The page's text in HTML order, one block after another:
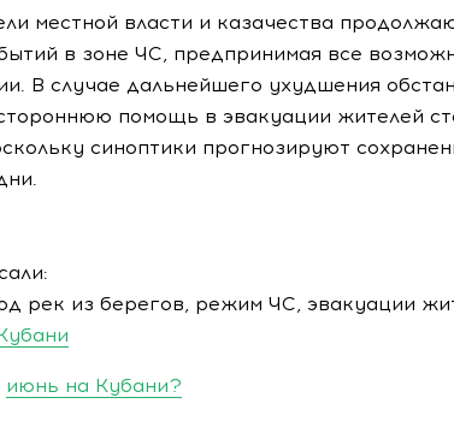
местной власти и казачества
в зоне ЧС, предпринимая все
В случае дальнейшего ухудшения
помощь в эвакуации жителей
синоптики прогнозируют
рек из берегов, режим ЧС, эвакуации
июнь на Кубани?